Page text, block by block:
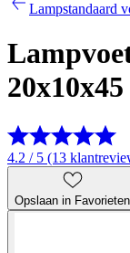
Lampstandaard
4.2 / 5 (13
Opslaan in Favorieten